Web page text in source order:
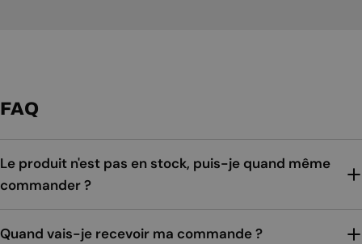
FAQ
Le produit n'est pas en stock, puis-je quand même
commander ?
Quand vais-je recevoir ma commande ?